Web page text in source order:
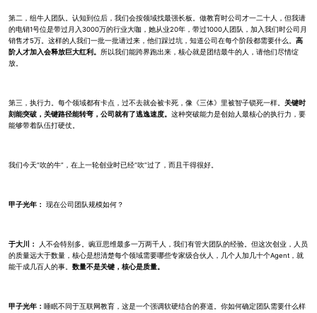
第二，组牛人团队。认知到位后，我们会按领域找最强长板。做教育时公司才一二十人，但我请
的电销1号位是带过月入3000万的行业大咖，她从业20年，带过1000人团队，加入我们时公司月
销售才5万。这样的人我们一批一批请过来，他们踩过坑，知道公司在每个阶段都需要什么。 高
阶人才加入会释放巨大红利。 所以我们能跨界跑出来，核心就是团结最牛的人，请他们尽情绽
放。
第三，执行力。每个领域都有卡点，过不去就会被卡死，像《三体》里被智子锁死一样。 关键时
刻能突破，关键路径能转弯，公司就有了逃逸速度。 这种突破能力是创始人最核心的执行力，要
能够带着队伍打硬仗。
我们今天“吹的牛”，在上一轮创业时已经“吹”过了，而且干得很好。
甲子光年： 现在公司团队规模如何？
于大川：
人不会特别多。豌豆思维最多一万两千人，我们有管大团队的经验。但这次创业，人员
的质量远大于数量，核心是想清楚每个领域需要哪些专家级合伙人，几个人加几十个Agent，就
能干成几百人的事。 数量不是关键，核心是质量。
甲子光年： 睡眠不同于互联网教育，这是一个强调软硬结合的赛道。你如何确定团队需要什么样